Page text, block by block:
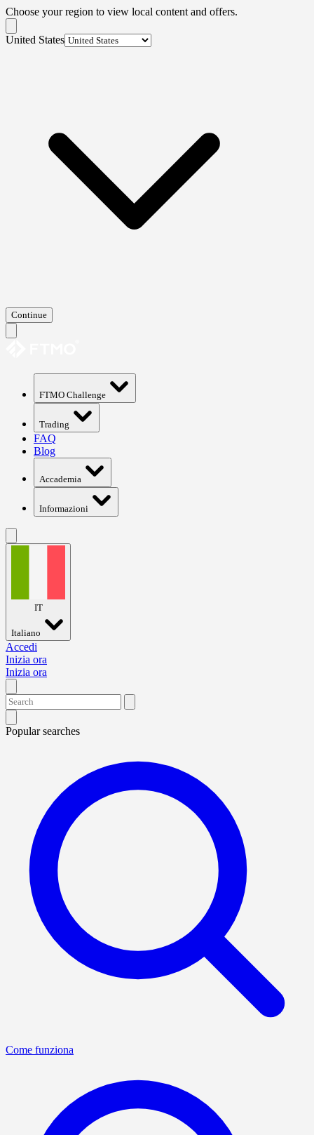
Choose your region to view local content and offers.
United States
Continue
FTMO Challenge
Trading
FAQ
Blog
Accademia
Informazioni
IT
Italiano
Accedi
Inizia ora
Inizia ora
Popular searches
Come funziona